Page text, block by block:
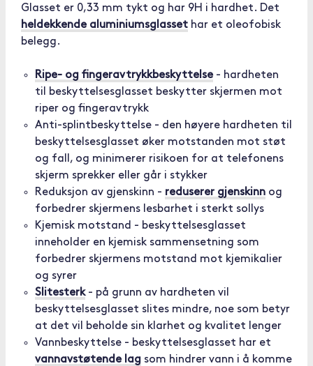
Glasset er 0,33 mm tykt og har 9H i hardhet. Det
heldekkende aluminiumsglasset har et oleofobisk
belegg.
Ripe- og fingeravtrykkbeskyttelse- hardheten
til beskyttelsesglasset beskytter skjermen mot
riper og fingeravtrykk
Anti-splintbeskyttelse - den høyere hardheten til
beskyttelsesglasset øker motstanden mot støt
og fall, og minimerer risikoen for at telefonens
skjerm sprekker eller går i stykker
Reduksjon av gjenskinn - reduserer gjenskinn og
forbedrer skjermens lesbarhet i sterkt sollys
Kjemisk motstand - beskyttelsesglasset
inneholder en kjemisk sammensetning som
forbedrer skjermens motstand mot kjemikalier
og syrer
Slitesterk- på grunn av hardheten vil
beskyttelsesglasset slites mindre, noe som betyr
at det vil beholde sin klarhet og kvalitet lenger
Vannbeskyttelse - beskyttelsesglasset har et
vannavstøtende lag som hindrer vann i å komme